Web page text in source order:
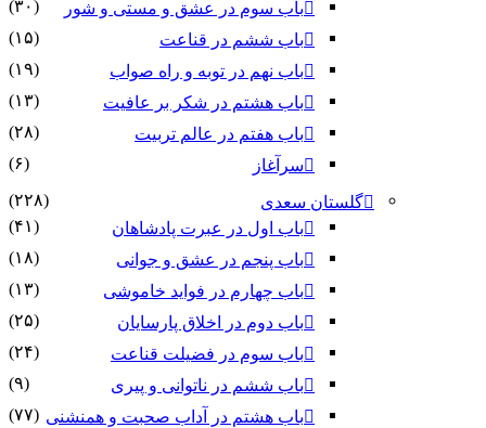
باب سوم در عشق و مستی و شور
(۳۰)
باب ششم در قناعت
(۱۵)
باب نهم در توبه و راه صواب
(۱۹)
باب هشتم در شکر بر عافیت
(۱۳)
باب هفتم در عالم تربیت
(۲۸)
سرآغاز
(۶)
گلستان سعدی
(۲۲۸)
باب اول در عبرت پادشاهان
(۴۱)
باب پنجم در عشق و جوانى
(۱۸)
باب چهارم در فواید خاموشى
(۱۳)
باب دوم در اخلاق پارسایان
(۲۵)
باب سوم در فضیلت قناعت
(۲۴)
باب ششم در ناتوانى و پیرى
(۹)
باب هشتم در آداب صحبت و همنشنى (۷۷)